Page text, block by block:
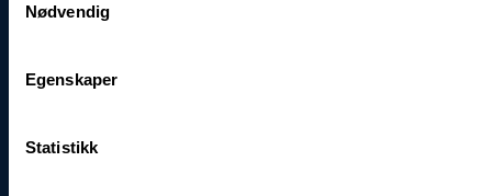
Nødvendig
Egenskaper
Statistikk
Im Jahr 2024 bezogen wir neue
zusätzlich zu unserem Labor in der